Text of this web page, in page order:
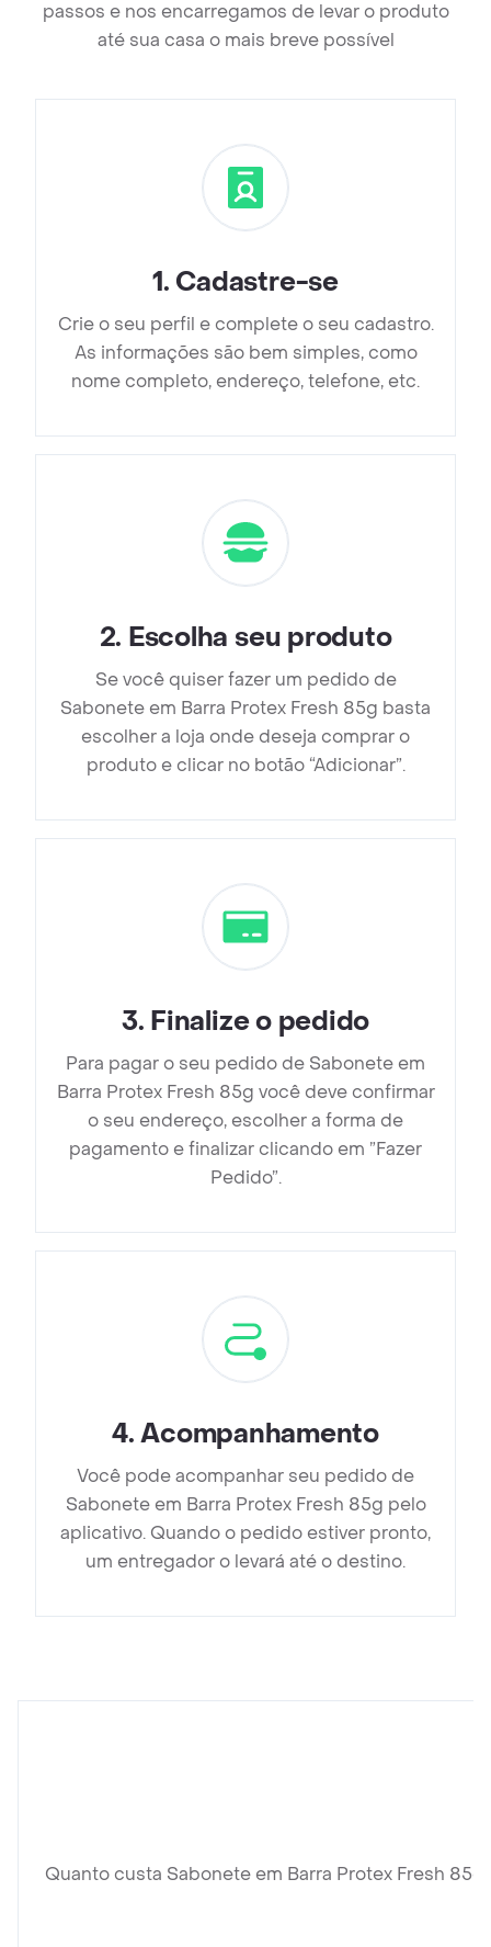
passos e nos encarregamos de levar o produto
até sua casa o mais breve possível
1. Cadastre-se
Crie o seu perfil e complete o seu cadastro.
As informações são bem simples, como
nome completo, endereço, telefone, etc.
2. Escolha seu produto
Se você quiser fazer um pedido de
Sabonete em Barra Protex Fresh 85g basta
escolher a loja onde deseja comprar o
produto e clicar no botão “Adicionar”.
3. Finalize o pedido
Para pagar o seu pedido de Sabonete em
Barra Protex Fresh 85g você deve confirmar
o seu endereço, escolher a forma de
pagamento e finalizar clicando em ”Fazer
Pedido”.
4.Acompanhamento
Você pode acompanhar seu pedido de
Sabonete em Barra Protex Fresh 85g pelo
aplicativo. Quando o pedido estiver pronto,
um entregador o levará até o destino.
Quanto custa Sabonete em Barra Protex Fresh